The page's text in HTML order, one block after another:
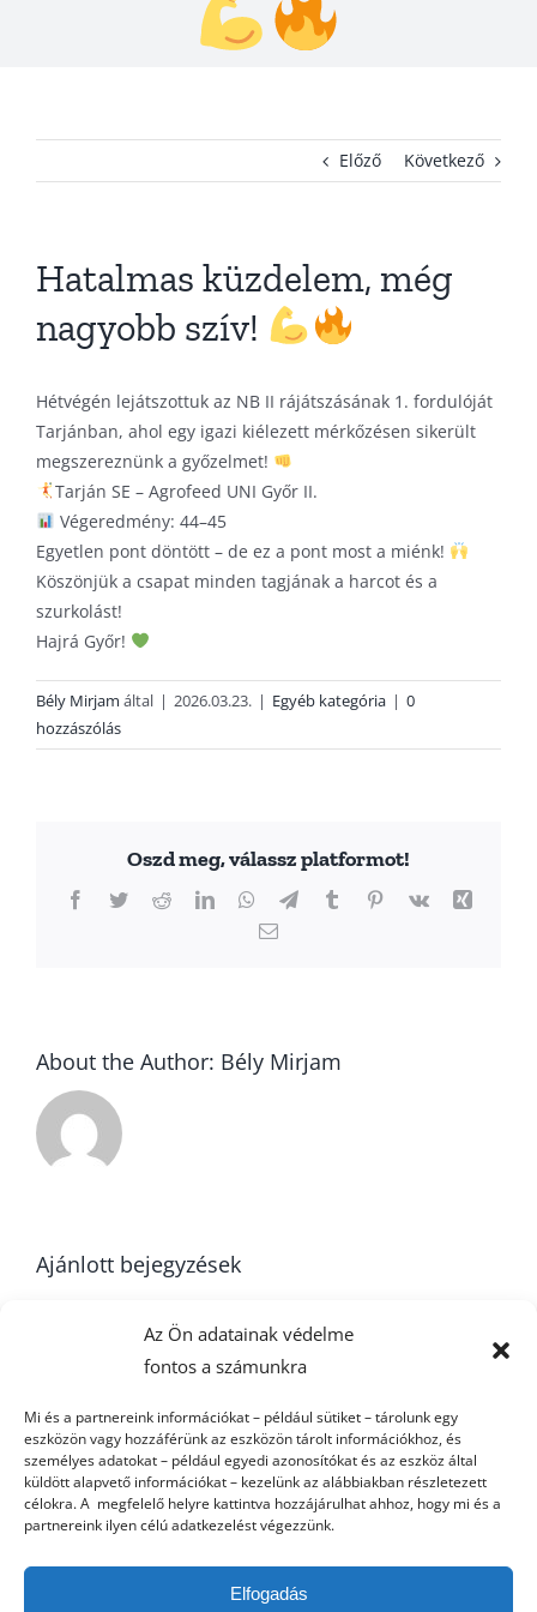
Az Ön adatainak védelme
fontos a számunkra
Mi és a partnereink információkat – például sütiket – tárolunk egy
eszközön vagy hozzáférünk az eszközön tárolt információkhoz, és
személyes adatokat – például egyedi azonosítókat és az eszköz által
küldött alapvető információkat – kezelünk az alábbiakban részletezett
célokra. A megfelelő helyre kattintva hozzájárulhat ahhoz, hogy mi és a
partnereink ilyen célú adatkezelést végezzünk.
Elfogadás
Előző Következő
Hatalmas küzdelem, még
nagyobb szív!
Hétvégén lejátszottuk az NB II rájátszásának 1. fordulóját
Tarjánban, ahol egy igazi kiélezett mérkőzésen sikerült
megszereznünk a győzelmet!
Tarján SE – Agrofeed UNI Győr II.
Végeredmény: 44–45
Egyetlen pont döntött – de ez a pont most a miénk!
Köszönjük a csapat minden tagjának a harcot és a
szurkolást!
Hajrá Győr!
Bély Mirjam által | 2026.03.23. | Egyéb kategória | 0
hozzászólás
Oszd meg, válassz platformot!
Facebook
TwitterRedditLinkedInWhatsApp
TelegramTumblrPinterest
Vk
Xing
Email:
About the Author: Bély Mirjam
Ajánlott bejegyzések
Horváth János
értékelése
Év Utánpótlás